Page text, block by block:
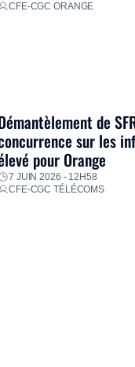
CFE-CGC ORANGE
de
sur les
pour Orange
7 JUIN 2026 - 12H58
CFE-CGC TÉLÉCOMS